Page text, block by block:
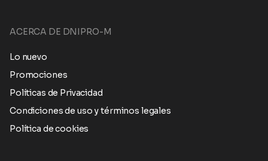
ACERCA DE DNIPRO-M
Lo nuevo
Promociones
Políticas de Privacidad
Condiciones de uso y términos legales
Política de cookies